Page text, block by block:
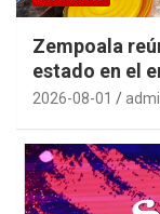
Zempoala
estado en el
2026-08-01